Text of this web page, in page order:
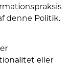
denne Politik.
eller